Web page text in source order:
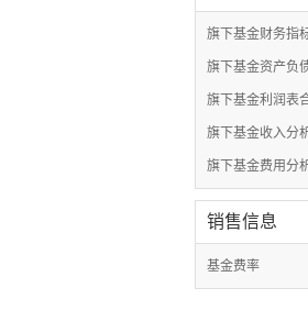
旗下基金财务指
旗下基金资产负
旗下基金利润表
旗下基金收入分
旗下基金费用分
销售信息
基金费率